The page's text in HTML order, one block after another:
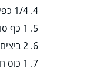
4. 1/4 כפית מלח
5. 1 כף סוכר קוקוס
6. 2 ביצים
7. 1 כוס חלב שקדים